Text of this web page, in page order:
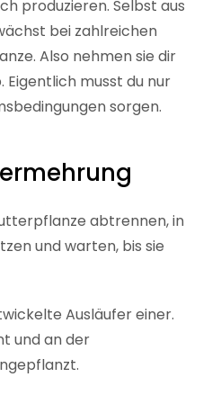
produzieren. Selbst aus
bei zahlreichen
Also nehmen sie dir
musst du nur
sorgen.
abtrennen, in
und warten, bis sie
Ausläufer einer.
und an der